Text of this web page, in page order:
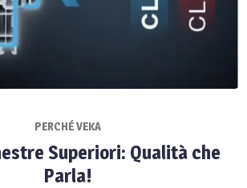
PERCHÉ VEKA
Superiori: Qualità che
Parla!